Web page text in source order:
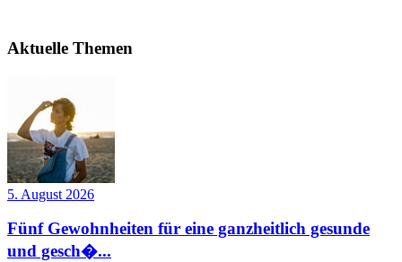
Aktuelle Themen
5. August 2026
Fünf Gewohnheiten für eine ganzheitlich gesunde
und gesch�...